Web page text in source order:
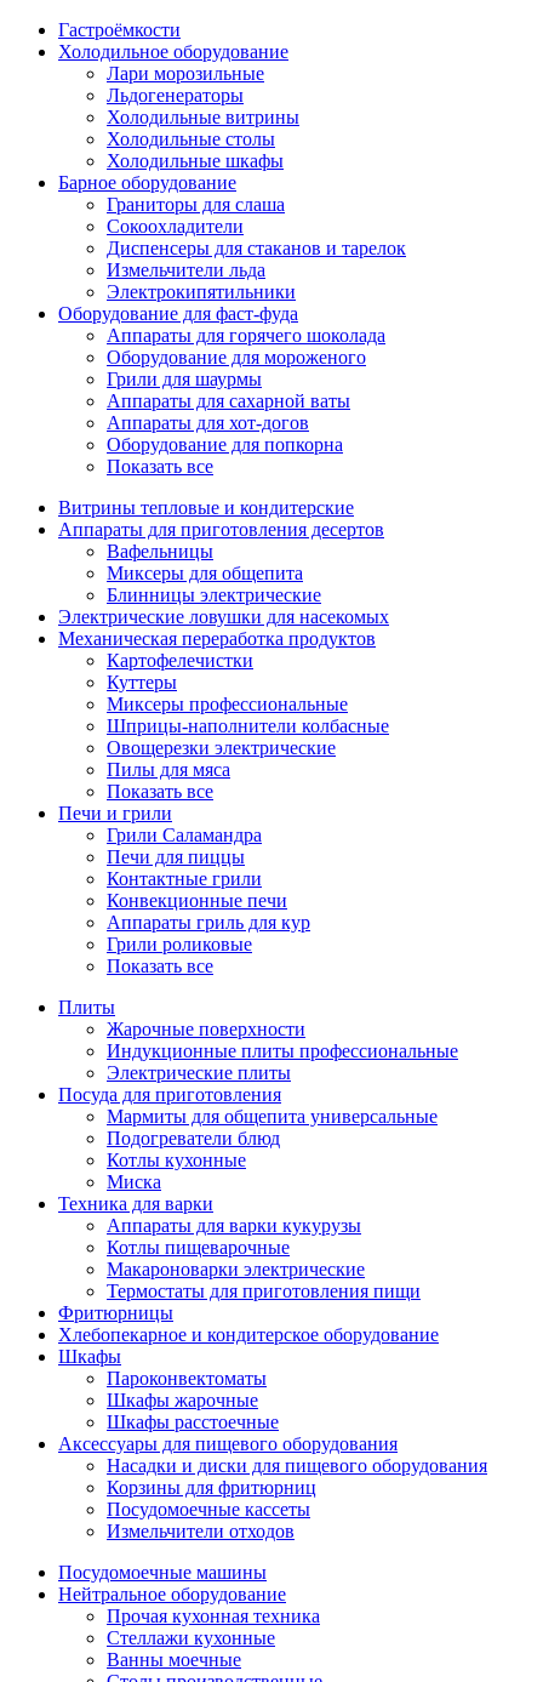
Гастроёмкости
Холодильное оборудование
Лари морозильные
Льдогенераторы
Холодильные витрины
Холодильные столы
Холодильные шкафы
Барное оборудование
Граниторы для слаша
Сокоохладители
Диспенсеры для стаканов и тарелок
Измельчители льда
Электрокипятильники
Оборудование для фаст-фуда
Аппараты для горячего шоколада
Оборудование для мороженого
Грили для шаурмы
Аппараты для сахарной ваты
Аппараты для хот-догов
Оборудование для попкорна
Показать все
Витрины тепловые и кондитерские
Аппараты для приготовления десертов
Вафельницы
Миксеры для общепита
Блинницы электрические
Электрические ловушки для насекомых
Механическая переработка продуктов
Картофелечистки
Куттеры
Миксеры профессиональные
Шприцы-наполнители колбасные
Овощерезки электрические
Пилы для мяса
Показать все
Печи и грили
Грили Саламандра
Печи для пиццы
Контактные грили
Конвекционные печи
Аппараты гриль для кур
Грили роликовые
Показать все
Плиты
Жарочные поверхности
Индукционные плиты профессиональные
Электрические плиты
Посуда для приготовления
Мармиты для общепита универсальные
Подогреватели блюд
Котлы кухонные
Миска
Техника для варки
Аппараты для варки кукурузы
Котлы пищеварочные
Макароноварки электрические
Термостаты для приготовления пищи
Фритюрницы
Хлебопекарное и кондитерское оборудование
Шкафы
Пароконвектоматы
Шкафы жарочные
Шкафы расстоечные
Аксессуары для пищевого оборудования
Насадки и диски для пищевого оборудования
Корзины для фритюрниц
Посудомоечные кассеты
Измельчители отходов
Посудомоечные машины
Нейтральное оборудование
Прочая кухонная техника
Стеллажи кухонные
Ванны моечные